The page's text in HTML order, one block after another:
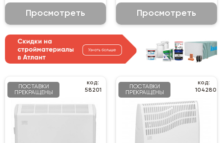
Просмотреть Просмотреть
ПОСТАВКИ
ПРЕКРАЩЕНЫ
код:
58201
ПОСТАВКИ
ПРЕКРАЩЕНЫ
код:
104280